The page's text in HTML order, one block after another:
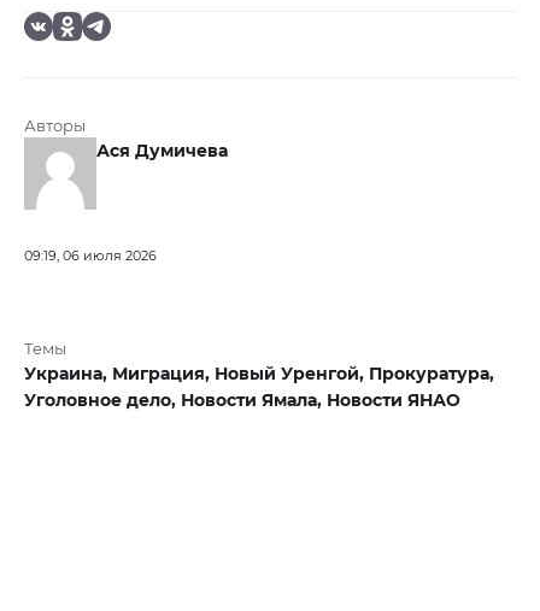
Авторы
Ася Думичева
09:19, 06 июля 2026
Темы
Украина, Миграция, Новый Уренгой, Прокуратура,
Уголовное дело, Новости Ямала, Новости ЯНАО